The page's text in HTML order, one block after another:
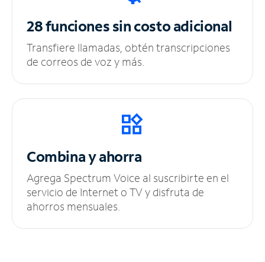
28 funciones sincosto adicional
Transfiere llamadas, obtén transcripciones
de correos de voz y más.
Combina y ahorra
Agrega Spectrum Voice al suscribirte en el
servicio de Internet o TV y disfruta de
ahorros mensuales.